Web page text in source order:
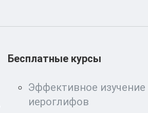
Бесплатные курсы
Эффективное изучение
иероглифов